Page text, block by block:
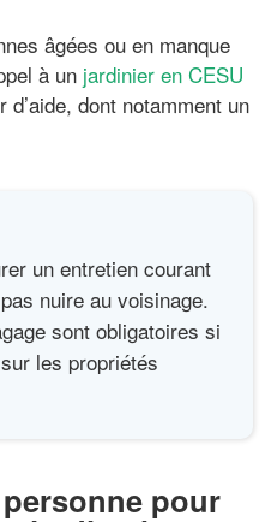
âgées ou en manque
à un jardinier en CESU
dont notamment un
un entretien courant
nuire au voisinage.
sont obligatoires si
les propriétés
pour